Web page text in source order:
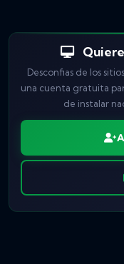
Desconfias de los
una cuenta gratuita
de instalar